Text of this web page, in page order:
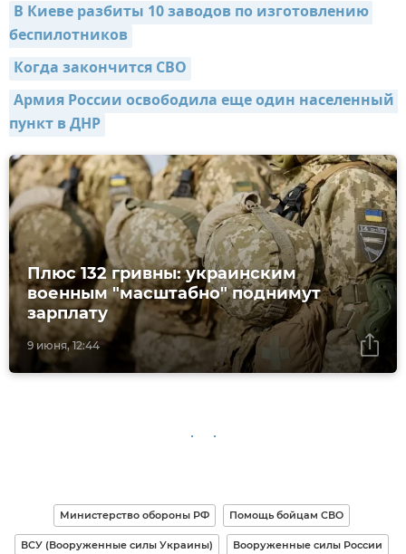
В Киеве разбиты 10 заводов по изготовлению
беспилотников
Когда закончится СВО
Армия России освободила еще один населенный
пункт в ДНР
9 июня, 12:44
Плюс 132 гривны: украинским
военным "масштабно" поднимут
зарплату
Министерство обороны РФ Помощь бойцам СВО
ВСУ (Вооруженные силы Украины) Вооруженные силы России